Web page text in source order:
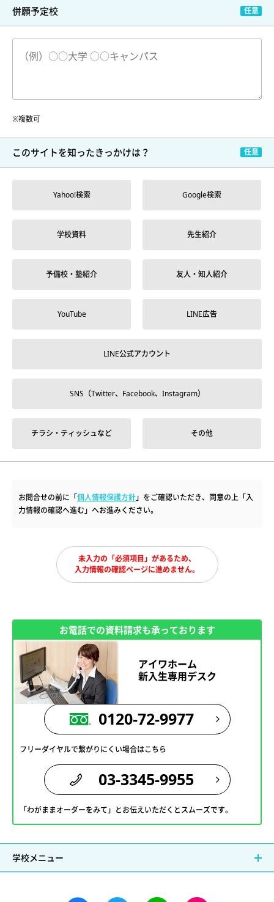
併願予定校
※複数可
このサイトを知ったきっかけは？
Yahoo!検索 Google検索
学校資料 先生紹介
予備校・塾紹介 友人・知人紹介
YouTube LINE広告
LINE公式アカウント
SNS（Twitter、Facebook、Instagram）
チラシ・ティッシュなど その他
お問合せの前に「個人情報保護方針」をご確認いただき、同意の上「入
力情報の確認へ進む」へお進みください。
未入力の「必須項目」があるため、
入力情報の確認ページに進めません。
お電話での資料請求も承っております
アイワホーム
新入生専用デスク
0120-72-9977
フリーダイヤルで繋がりにくい場合はこちら
03-3345-9955
「わがままオーダーをみて」とお伝えいただくとスムーズです。
学校メニュー